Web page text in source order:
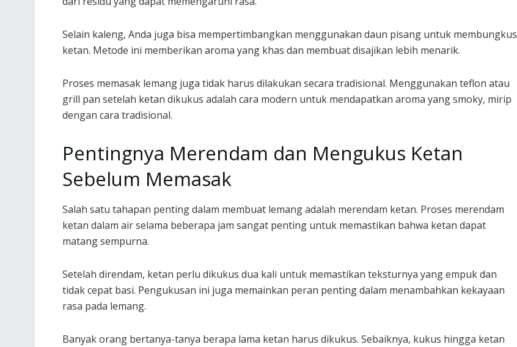
Selain kaleng, Anda juga bisa mempertimbangkan menggunakan daun pisang untuk membungkus
ketan. Metode ini memberikan aroma yang khas dan membuat disajikan lebih menarik.
Proses memasak lemang juga tidak harus dilakukan secara tradisional. Menggunakan teflon atau
grill pan setelah ketan dikukus adalah cara modern untuk mendapatkan aroma yang smoky, mirip
dengan cara tradisional.
Pentingnya Merendam dan Mengukus Ketan
Sebelum Memasak
Salah satu tahapan penting dalam membuat lemang adalah merendam ketan. Proses merendam
ketan dalam air selama beberapa jam sangat penting untuk memastikan bahwa ketan dapat
matang sempurna.
Setelah direndam, ketan perlu dikukus dua kali untuk memastikan teksturnya yang empuk dan
tidak cepat basi. Pengukusan ini juga memainkan peran penting dalam menambahkan kekayaan
rasa pada lemang.
Banyak orang bertanya-tanya berapa lama ketan harus dikukus. Sebaiknya, kukus hingga ketan